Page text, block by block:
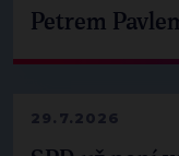
Petrem
29.7.2026